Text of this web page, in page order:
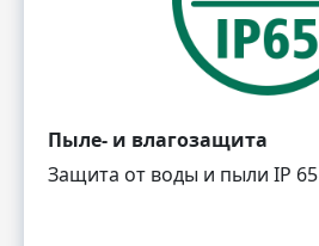
Пыле- и влагозащита
Защита от воды и пыли IP 65